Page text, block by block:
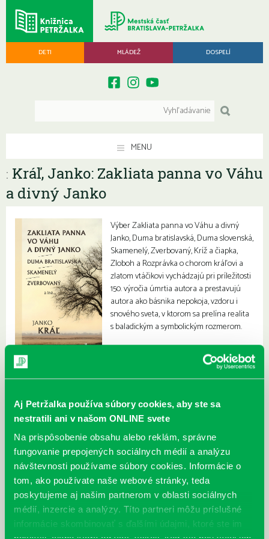
Aj Petržalka používa súbory cookies, aby ste sa
nestratili ani v našom ONLINE svete
Na prispôsobenie obsahu alebo reklám, správne
fungovanie prepojených sociálnych médií a analýzu
návštevnosti používame súbory cookies. Informácie o
tom, ako používate naše webové stránky, teda
poskytujeme aj našim partnerom v oblasti sociálnych
médií, inzercie a analýzy. Títo partneri môžu príslušné
informácie skombinovať s ďalšími údajmi, ktoré ste im
DETI MLÁDEŽ DOSPELÍ
MENU
: Kráľ, Janko: Zakliata panna vo Váhu
a divný Janko
Výber Zakliata panna vo Váhu a divný
Janko, Duma bratislavská, Duma slovenská,
Skamenelý, Zverbovaný, Kríž a čiapka,
Zloboh a Rozprávka o chorom kráľovi a
zlatom vtáčikovi vychádzajú pri príležitosti
150. výročia úmrtia autora a prestavujú
autora ako básnika nepokoja, vzdoru i
snového sveta, v ktorom sa prelína realita
s baladickým a symbolickým rozmerom.